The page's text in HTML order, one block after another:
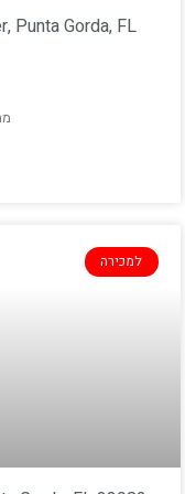
Punta Gorda, FL
למכירה